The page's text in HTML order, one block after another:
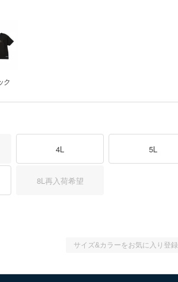
ク
4L 5L
8L再入荷希望
サイズ&カラーをお気に入り登録